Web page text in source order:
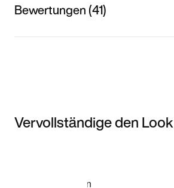
Bewertungen (41)
Vervollständige den Look
Modell anzeigen